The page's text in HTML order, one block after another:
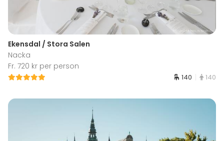
Ekensdal / Stora Salen
Nacka
Fr. 720 kr per person
140 140